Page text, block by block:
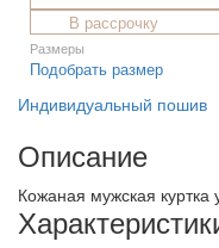
В рассрочку
Размеры
Подобрать размер
Индивидуальный пошив
Описание
Кожаная мужская